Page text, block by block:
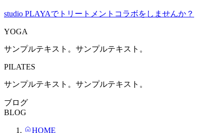
studio PLAYAでトリートメントコラボをしませんか？
YOGA
サンプルテキスト。サンプルテキスト。
PILATES
サンプルテキスト。サンプルテキスト。
ブログ
BLOG
HOME